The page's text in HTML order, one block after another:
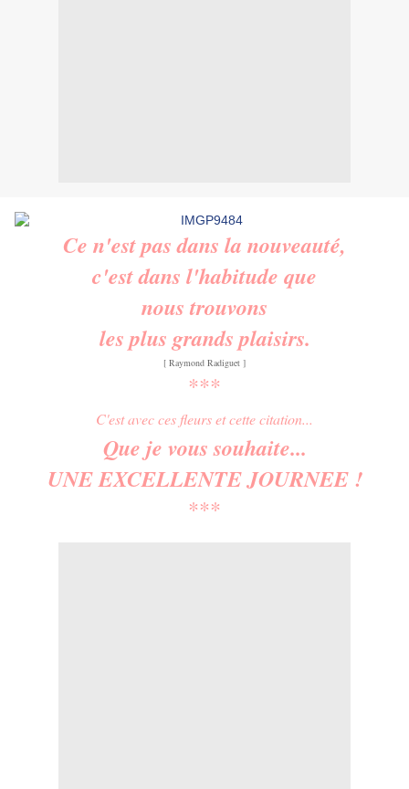
Ce n'est pas dans la nouveauté,
c'est dans l'habitude que
nous trouvons
les plus grands plaisirs.
[ Raymond Radiguet ]
***
C'est avec ces fleurs et cette citation...
Que je vous souhaite...
UNE EXCELLENTE JOURNEE !
***